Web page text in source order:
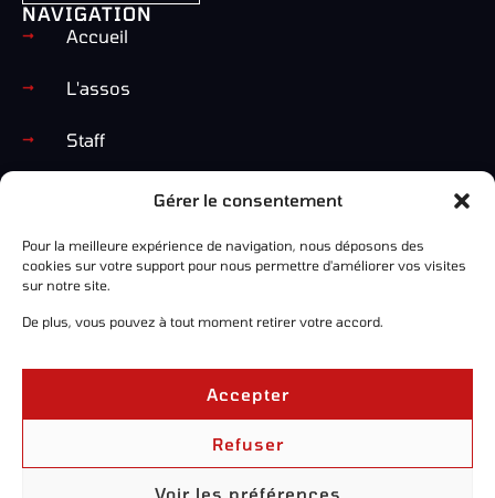
Gérer le consentement
Pour la meilleure expérience de navigation, nous déposons des
cookies sur votre support pour nous permettre d'améliorer vos visites
sur notre site.
De plus, vous pouvez à tout moment retirer votre accord.
Accepter
Refuser
Voir les préférences
NAVIGATION
Accueil
L'assos
Staff
Events
ANNEXES
Legal
Copyright ©
CGV